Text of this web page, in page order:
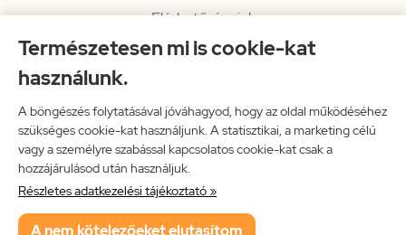
Természetesen mi is cookie-kat
használunk.
A böngészés folytatásával jóváhagyod, hogy az oldal működéséhez
szükséges cookie-kat használjunk. A statisztikai, a marketing célú
vagy a személyre szabással kapcsolatos cookie-kat csak a
hozzájárulásod után használjuk.
Részletes adatkezelési tájékoztató »
A nem kötelezőeket elutasítom
Elérhetőségeink
Hírlevél
Impresszum
Vissza a főoldalra
Neon Music Hungary Bt.
ÁSZF